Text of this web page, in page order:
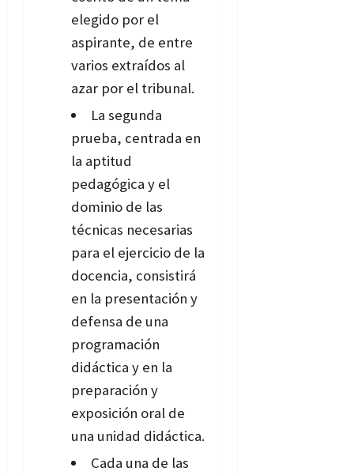
elegido por el
aspirante, de entre
varios extraídos al
azar por el tribunal.
La segunda
prueba, centrada en
la aptitud
pedagógica y el
dominio de las
técnicas necesarias
para el ejercicio de la
docencia, consistirá
en la presentación y
defensa de una
programación
didáctica y en la
preparación y
exposición oral de
una unidad didáctica.
Cada una de las